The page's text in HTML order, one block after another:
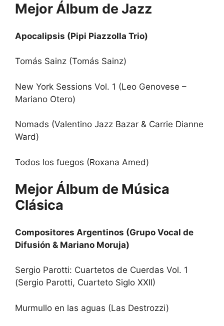
Mejor Álbum de Jazz
Apocalipsis (Pipi Piazzolla Trio)
Tomás Sainz (Tomás Sainz)
New York Sessions Vol. 1 (Leo Genovese –
Mariano Otero)
Nomads (Valentino Jazz Bazar & Carrie Dianne
Ward)
Todos los fuegos (Roxana Amed)
Mejor Álbum de Música
Clásica
Compositores Argentinos (Grupo Vocal de
Difusión & Mariano Moruja)
Sergio Parotti: Cuartetos de Cuerdas Vol. 1
(Sergio Parotti, Cuarteto Siglo XXII)
Murmullo en las aguas (Las Destrozzi)